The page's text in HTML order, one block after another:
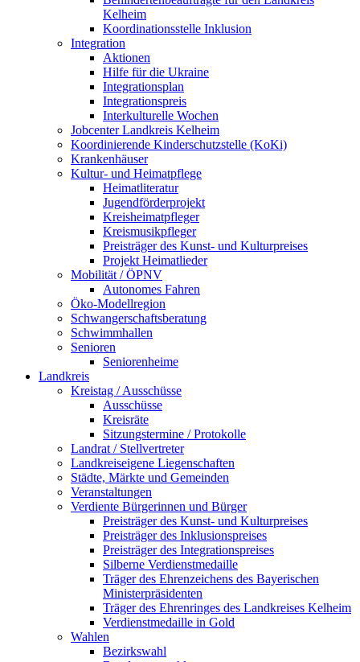
Kelheim
Koordinationsstelle Inklusion
Integration
Aktionen
Hilfe für die Ukraine
Integrationsplan
Integrationspreis
Interkulturelle Wochen
Jobcenter Landkreis Kelheim
Koordinierende Kinderschutzstelle (KoKi)
Krankenhäuser
Kultur- und Heimatpflege
Heimatliteratur
Jugendförderprojekt
Kreisheimatpfleger
Kreismusikpfleger
Preisträger des Kunst- und Kulturpreises
Projekt Heimatlieder
Mobilität / ÖPNV
Autonomes Fahren
Öko-Modellregion
Schwangerschaftsberatung
Schwimmhallen
Senioren
Seniorenheime
Landkreis
Kreistag / Ausschüsse
Ausschüsse
Kreisräte
Sitzungstermine / Protokolle
Landrat / Stellvertreter
Landkreiseigene Liegenschaften
Städte, Märkte und Gemeinden
Veranstaltungen
Verdiente Bürgerinnen und Bürger
Preisträger des Kunst- und Kulturpreises
Preisträger des Inklusionspreises
Preisträger des Integrationspreises
Silberne Verdienstmedaille
Träger des Ehrenzeichens des Bayerischen
Ministerpräsidenten
Träger des Ehrenringes des Landkreises Kelheim
Verdienstmedaille in Gold
Wahlen
Bezirkswahl